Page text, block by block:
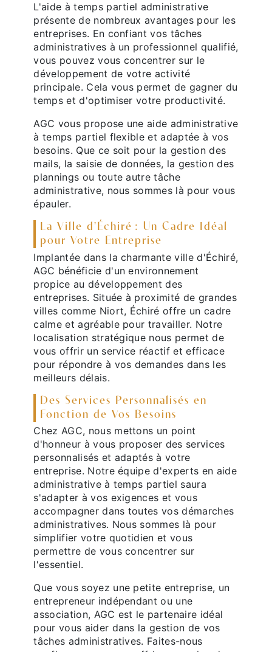
L'aide à temps partiel administrative
présente de nombreux avantages pour les
entreprises. En confiant vos tâches
administratives à un professionnel qualifié,
vous pouvez vous concentrer sur le
développement de votre activité
principale. Cela vous permet de gagner du
temps et d'optimiser votre productivité.
AGC vous propose une aide administrative
à temps partiel flexible et adaptée à vos
besoins. Que ce soit pour la gestion des
mails, la saisie de données, la gestion des
plannings ou toute autre tâche
administrative, nous sommes là pour vous
épauler.
La Ville d'Échiré : Un Cadre Idéal
pour Votre Entreprise
Implantée dans la charmante ville d'Échiré,
AGC bénéficie d'un environnement
propice au développement des
entreprises. Située à proximité de grandes
villes comme Niort, Échiré offre un cadre
calme et agréable pour travailler. Notre
localisation stratégique nous permet de
vous offrir un service réactif et efficace
pour répondre à vos demandes dans les
meilleurs délais.
Des Services Personnalisés en
Fonction de Vos Besoins
Chez AGC, nous mettons un point
d'honneur à vous proposer des services
personnalisés et adaptés à votre
entreprise. Notre équipe d'experts en aide
administrative à temps partiel saura
s'adapter à vos exigences et vous
accompagner dans toutes vos démarches
administratives. Nous sommes là pour
simplifier votre quotidien et vous
permettre de vous concentrer sur
l'essentiel.
Que vous soyez une petite entreprise, un
entrepreneur indépendant ou une
association, AGC est le partenaire idéal
pour vous aider dans la gestion de vos
tâches administratives. Faites-nous